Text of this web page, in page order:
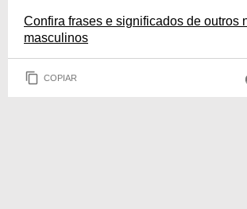
Confira frases e significados de outros
masculinos
COPIAR